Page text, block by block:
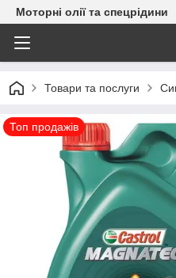
Моторні олії та спецрідини
Товари та послуги
Топ продажів